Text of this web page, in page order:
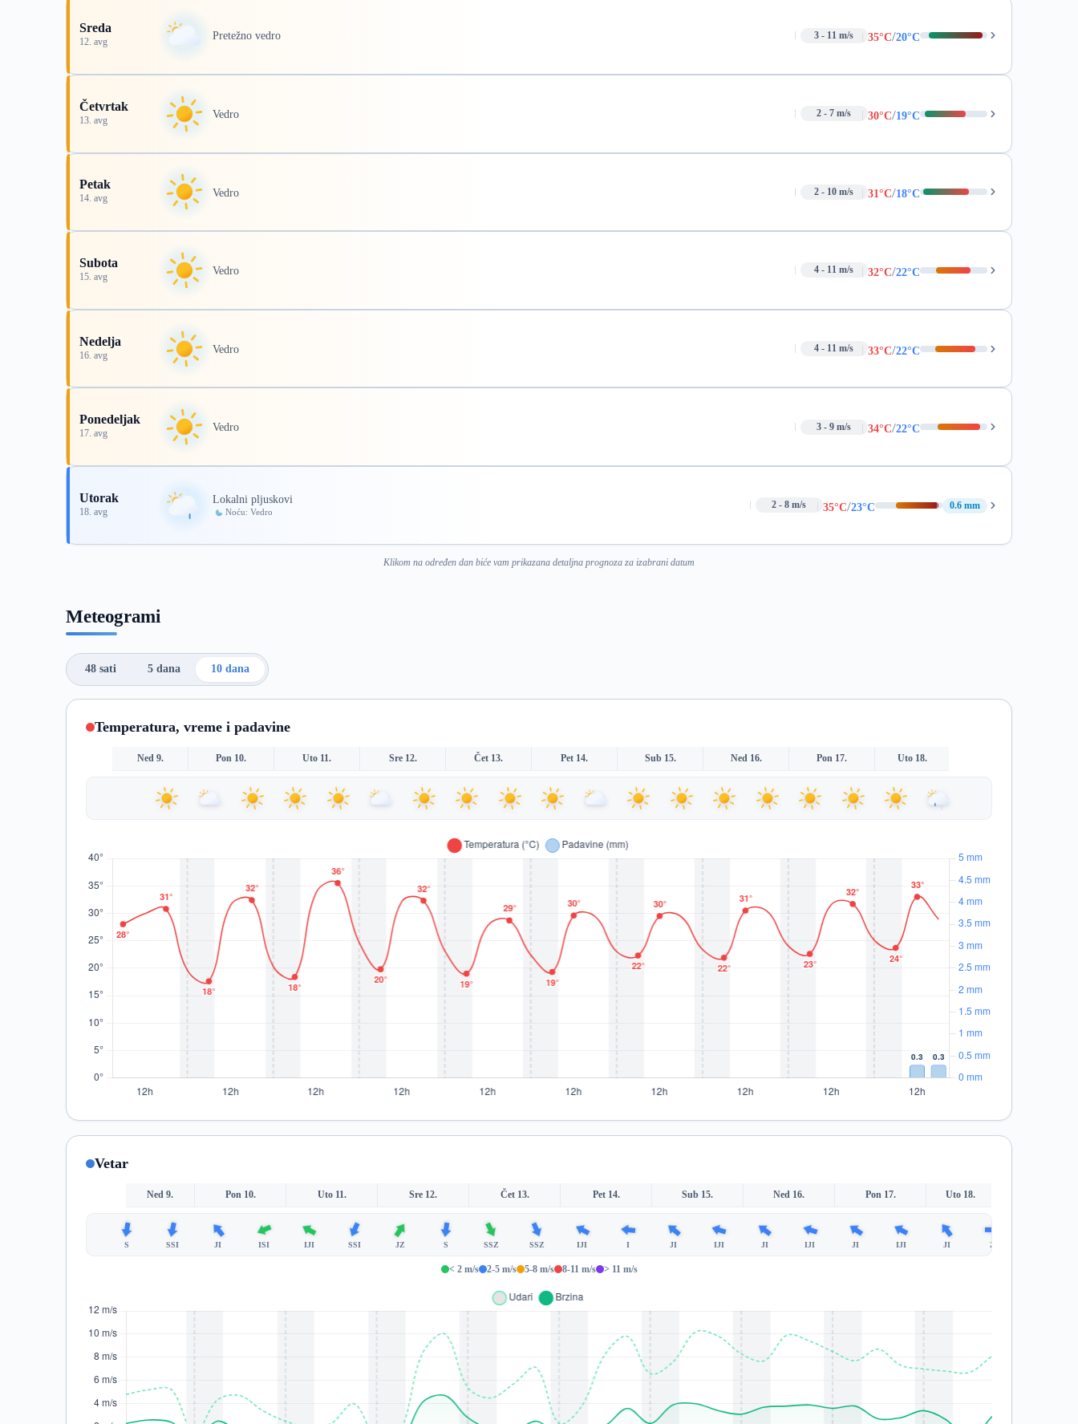
Sreda
12. avg Pretežno vedro 3 - 11 m/s 35°C/20°C
Četvrtak
13. avg Vedro 2 - 7 m/s 30°C/19°C
Petak
14. avg Vedro 2 - 10 m/s 31°C/18°C
Subota
15. avg Vedro 4 - 11 m/s 32°C/22°C
Nedelja
16. avg Vedro 4 - 11 m/s 33°C/22°C
Ponedeljak
17. avg Vedro 3 - 9 m/s 34°C/22°C
Utorak
18. avg
Lokalni pljuskovi
Noću: Vedro
2 - 8 m/s 35°C/23°C 0.6 mm
Klikom na određen dan biće vam prikazana detaljna prognoza za izabrani datum
Meteogrami
48 sati 5 dana 10 dana
Temperatura, vreme i padavine
Ned 9. Pon 10. Uto 11. Sre 12. Čet 13. Pet 14. Sub 15. Ned 16. Pon 17. Uto 18.
Vetar
Ned 9. Pon 10. Uto 11. Sre 12. Čet 13. Pet 14. Sub 15. Ned 16. Pon 17. Uto 18.
S SSI JI ISI IJI SSI JZ S SSZ SSZ IJI I JI IJI JI IJI JI IJI JI Z
< 2 m/s 2-5 m/s 5-8 m/s 8-11 m/s > 11 m/s